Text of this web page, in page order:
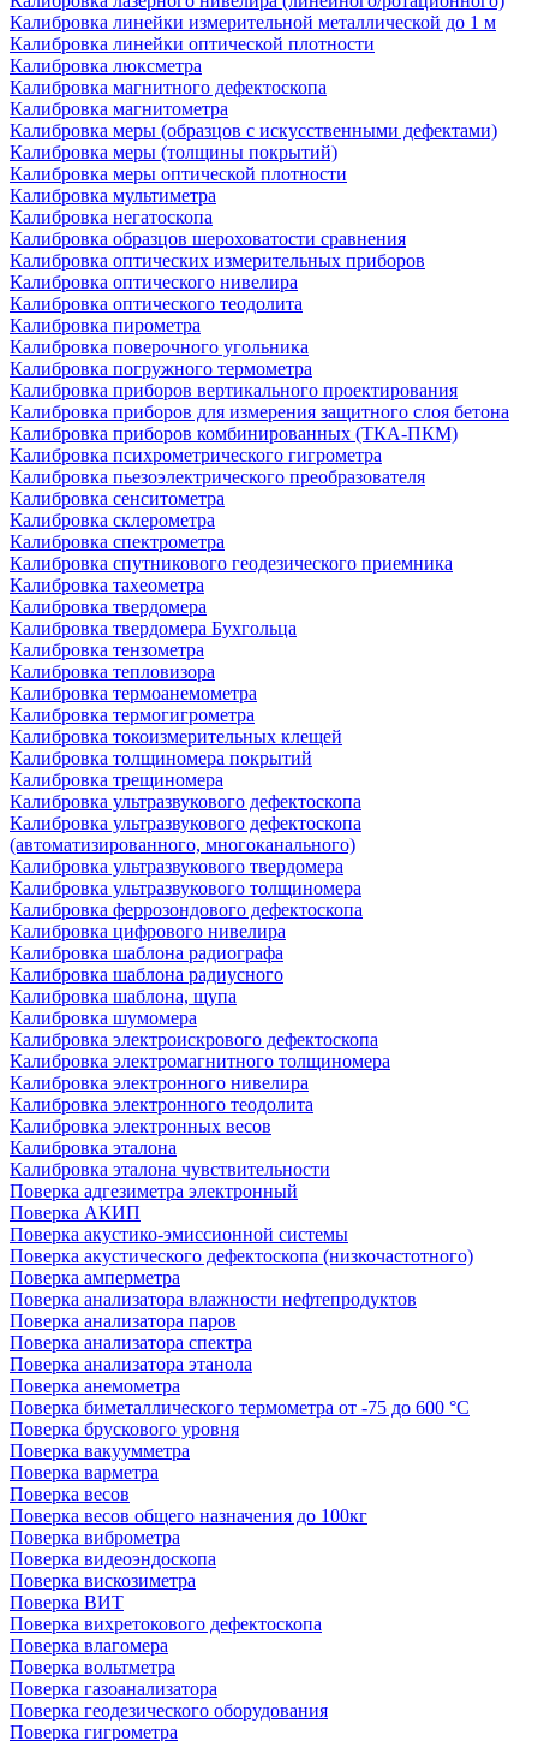
Калибровка линейки измерительной металлической до 1 м
Калибровка линейки оптической плотности
Калибровка люксметра
Калибровка магнитного дефектоскопа
Калибровка магнитометра
Калибровка меры (образцов с искусственными дефектами)
Калибровка меры (толщины покрытий)
Калибровка меры оптической плотности
Калибровка мультиметра
Калибровка негатоскопа
Калибровка образцов шероховатости сравнения
Калибровка оптических измерительных приборов
Калибровка оптического нивелира
Калибровка оптического теодолита
Калибровка пирометра
Калибровка поверочного угольника
Калибровка погружного термометра
Калибровка приборов вертикального проектирования
Калибровка приборов для измерения защитного слоя бетона
Калибровка приборов комбинированных (ТКА-ПКМ)
Калибровка психрометрического гигрометра
Калибровка пьезоэлектрического преобразователя
Калибровка сенситометра
Калибровка склерометра
Калибровка спектрометра
Калибровка спутникового геодезического приемника
Калибровка тахеометра
Калибровка твердомера
Калибровка твердомера Бухгольца
Калибровка тензометра
Калибровка тепловизора
Калибровка термоанемометра
Калибровка термогигрометра
Калибровка токоизмерительных клещей
Калибровка толщиномера покрытий
Калибровка трещиномера
Калибровка ультразвукового дефектоскопа
Калибровка ультразвукового дефектоскопа
(автоматизированного, многоканального)
Калибровка ультразвукового твердомера
Калибровка ультразвукового толщиномера
Калибровка феррозондового дефектоскопа
Калибровка цифрового нивелира
Калибровка шаблона радиографа
Калибровка шаблона радиусного
Калибровка шаблона, щупа
Калибровка шумомера
Калибровка электроискрового дефектоскопа
Калибровка электромагнитного толщиномера
Калибровка электронного нивелира
Калибровка электронного теодолита
Калибровка электронных весов
Калибровка эталона
Калибровка эталона чувствительности
Поверка адгезиметра электронный
Поверка АКИП
Поверка акустико-эмиссионной системы
Поверка акустического дефектоскопа (низкочастотного)
Поверка амперметра
Поверка анализатора влажности нефтепродуктов
Поверка анализатора паров
Поверка анализатора спектра
Поверка анализатора этанола
Поверка анемометра
Поверка биметаллического термометра от -75 до 600 °С
Поверка брускового уровня
Поверка вакуумметра
Поверка варметра
Поверка весов
Поверка весов общего назначения до 100кг
Поверка виброметра
Поверка видеоэндоскопа
Поверка вискозиметра
Поверка ВИТ
Поверка вихретокового дефектоскопа
Поверка влагомера
Поверка вольтметра
Поверка газоанализатора
Поверка геодезического оборудования
Поверка гигрометра